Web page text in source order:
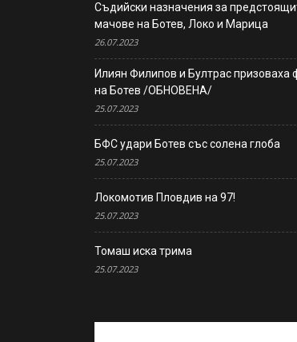
Съдийски назначения за
мачове на Ботев, Локо и Марица
26.07.2023
Илиян Филипов и Бултрас призоваха
на Ботев /ОБНОВЕНА/
25.07.2023
БФС удари Ботев със солена глоба
25.07.2023
Локомотив Пловдив на 97!
25.07.2023
Томаш иска трима
25.07.2023